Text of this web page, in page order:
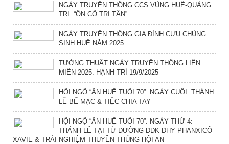
NGÀY TRUYỀN THỐNG CCS VÙNG HUẾ-QUẢNG
TRỊ. “ÔN CỐ TRI TÂN”
NGÀY TRUYỀN THỐNG GIA ĐÌNH CỰU CHỦNG
SINH HUẾ NĂM 2025
TƯỜNG THUẬT NGÀY TRUYỀN THỐNG LIÊN
MIỀN 2025. HẠNH TRÍ 19/9/2025
HỘI NGỘ “ÂN HUỆ TUỔI 70”. NGÀY CUỐI: THÁNH
LỄ BẾ MẠC & TIỆC CHIA TAY
HỘI NGỘ “ÂN HUỆ TUỔI 70”. NGÀY THỨ 4:
THÁNH LỄ TẠI TỪ ĐƯỜNG ĐĐK ĐHY PHANXICÔ
XAVIE & TRẢI NGHIỆM THUYỀN THÚNG HỘI AN